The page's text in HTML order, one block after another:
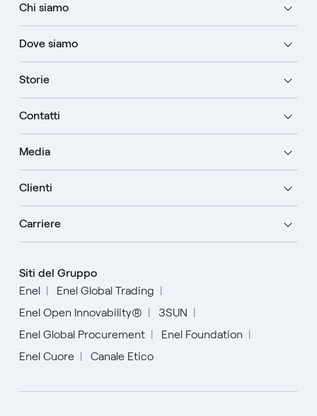
Chi siamo
Dove siamo
Storie
Contatti
Media
Clienti
Carriere
Siti del Gruppo
Enel
Enel Global Trading
Enel Open Innovability®
3SUN
Enel Global Procurement
Enel Foundation
Enel Cuore
Canale Etico